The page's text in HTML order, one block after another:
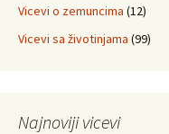
Vicevi o zemuncima (12)
Vicevi sa životinjama (99)
Najnoviji vicevi